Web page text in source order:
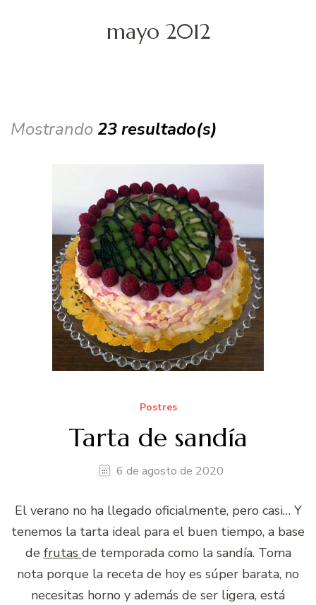
mayo 2012
Mostrando 23 resultado(s)
Postres
Tarta de sandía
6 de agosto de 2020
El verano no ha llegado oficialmente, pero casi… Y
tenemos la tarta ideal para el buen tiempo, a base
de frutas de temporada como la sandía. Toma
nota porque la receta de hoy es súper barata, no
necesitas horno y además de ser ligera, está